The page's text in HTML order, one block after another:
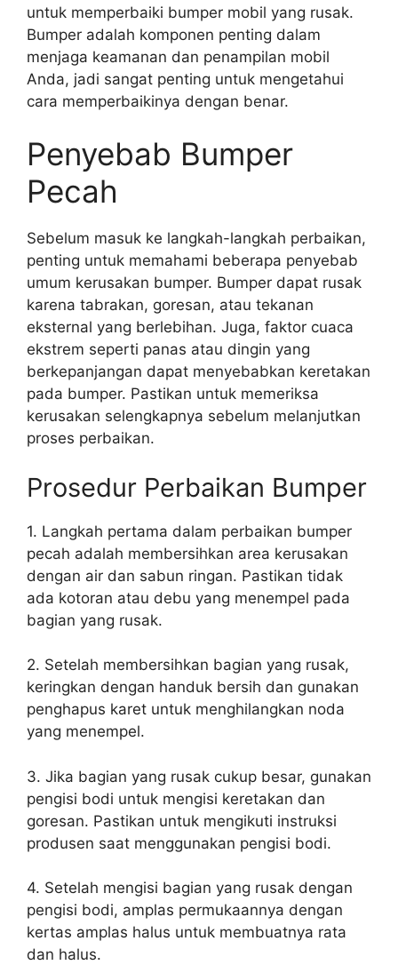
untuk memperbaiki bumper mobil yang rusak.
Bumper adalah komponen penting dalam
menjaga keamanan dan penampilan mobil
Anda, jadi sangat penting untuk mengetahui
cara memperbaikinya dengan benar.
Penyebab Bumper
Pecah
Sebelum masuk ke langkah-langkah perbaikan,
penting untuk memahami beberapa penyebab
umum kerusakan bumper. Bumper dapat rusak
karena tabrakan, goresan, atau tekanan
eksternal yang berlebihan. Juga, faktor cuaca
ekstrem seperti panas atau dingin yang
berkepanjangan dapat menyebabkan keretakan
pada bumper. Pastikan untuk memeriksa
kerusakan selengkapnya sebelum melanjutkan
proses perbaikan.
Prosedur Perbaikan Bumper
1. Langkah pertama dalam perbaikan bumper
pecah adalah membersihkan area kerusakan
dengan air dan sabun ringan. Pastikan tidak
ada kotoran atau debu yang menempel pada
bagian yang rusak.
2. Setelah membersihkan bagian yang rusak,
keringkan dengan handuk bersih dan gunakan
penghapus karet untuk menghilangkan noda
yang menempel.
3. Jika bagian yang rusak cukup besar, gunakan
pengisi bodi untuk mengisi keretakan dan
goresan. Pastikan untuk mengikuti instruksi
produsen saat menggunakan pengisi bodi.
4. Setelah mengisi bagian yang rusak dengan
pengisi bodi, amplas permukaannya dengan
kertas amplas halus untuk membuatnya rata
dan halus.